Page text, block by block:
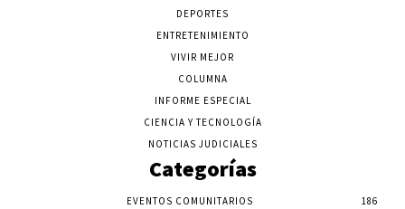
DEPORTES
ENTRETENIMIENTO
VIVIR MEJOR
COLUMNA
INFORME ESPECIAL
CIENCIA Y TECNOLOGÍA
NOTICIAS JUDICIALES
Categorías
EVENTOS COMUNITARIOS
186